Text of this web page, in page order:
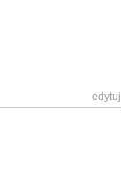
edytuj